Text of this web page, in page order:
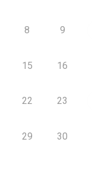
8 9
15 16
22 23
29 30